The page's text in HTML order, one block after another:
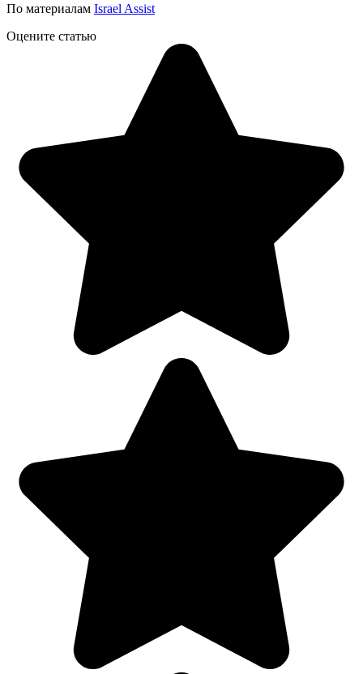
По материалам Israel Assist
Оцените статью